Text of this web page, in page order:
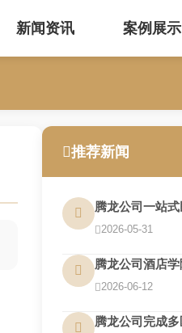
新闻资讯 案例展示
推荐新闻
2026-05-31
2026-06-12